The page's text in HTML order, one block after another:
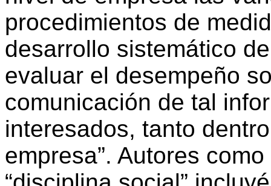
procedimientos de
desarrollo sistemático
evaluar el desempeño
comunicación de tal
interesados, tanto
empresa”. Autores